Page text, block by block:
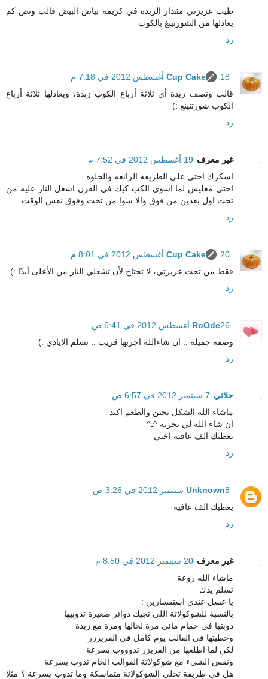
طيب عزيزتي مقدار الزبده في كريمة بياض البيض قالب ونص كم
يعادلها من الشورتينغ بالكوب
رد
Cup Cake
18 أغسطس 2012 في 7:18 م
قالب ونصف زبدة أي ثلاثة أرباع الكوب زبدة، ويعادلها ثلاثة أرباع
الكوب شورتنينغ :)
رد
غير معرف 19 أغسطس 2012 في 7:52 م
اشكرك اختي على الطريقه الرائعه والحلوه
احتي معليش لما اسوي الكب كيك في الفرن اشغل النار عليه من
تحت اول بعدين من فوق والا سوا من تحت وفوق نفس الوقت
رد
Cup Cake
20 أغسطس 2012 في 8:01 م
فقط من تحت عزيزتي، لا تحتاج لأن تشعلي النار من الأعلى أبدًا :)
رد
RoOde26 أغسطس 2012 في 6:41 ص
وصفة جميلة .. ان شاءالله اجربها قريب .. تسلم الايادي :)
رد
حلاتي 7 سبتمبر 2012 في 6:57 ص
ماشاء الله الشكل يجنن والطعم اكيد
ان شاء الله لي تجربه ^ـ^
يعطيك الف عافيه اختي
رد
Unknown8 سبتمبر 2012 في 3:26 ص
يعطيك الف عافيه
رد
غير معرف 20 سبتمبر 2012 في 8:50 م
ماشاء الله روعة
تسلم يدك
يا عسل عندي استفسارين :
بالنسبة للشوكولاتة اللي تجيك دوائر صغيرة تذوبيها
ذوبتها في حمام مائي مرة لحالها ومرة مع زبدة
وحطيتها في القالب يوم كامل في الفريرزر
لكن لما اطلعها من الفريزر تذوووب بسرعة
ونفس الشيء مع شوكولاتة القوالب الخام تذوب بسرعة
هل في طريقة تخلي الشوكولاتة متماسكة وما تذوب بسرعة ؟ مثلا